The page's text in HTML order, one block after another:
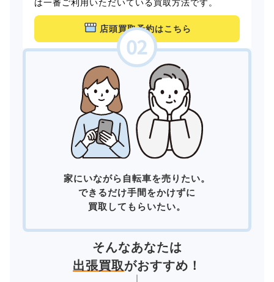
は一番ご利用いただいている買取方法です。
店頭買取予約はこちら
家にいながら自転車を売りたい。
できるだけ手間をかけずに
買取してもらいたい。
そんなあなたは
出張買取がおすすめ！